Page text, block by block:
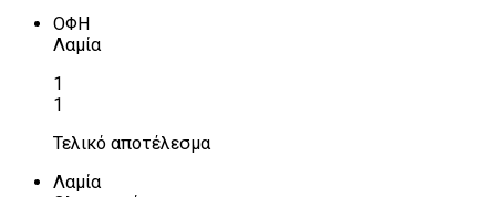
ΟΦΗ
Λαμία
1
1
Τελικό αποτέλεσμα
Λαμία